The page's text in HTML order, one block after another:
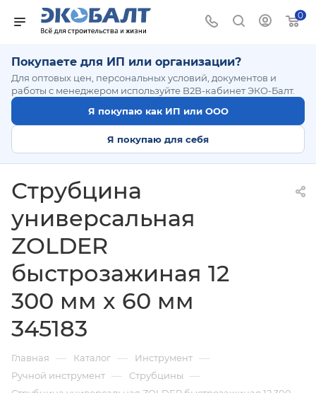
0
Покупаете для ИП или организации?
Для оптовых цен, персональных условий, документов и
работы с менеджером используйте B2B-кабинет ЭКО-Балт.
Я покупаю как ИП или ООО
Я покупаю для себя
Струбцина
универсальная
ZOLDER
быстрозажиная 12
300 мм x 60 мм
345183
Главная — Каталог — Инструмент —
Ручной инструмент — Струбцины —